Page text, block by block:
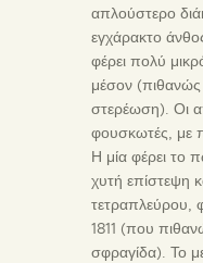
απλούστερο
εγχάρακτο
φέρει πολύ
μέσον
στερέωση). Οι
φουσκωτές, με
Η μία φέρει το
χυτή επίστεψη
τετραπλεύρου,
1811 (που
σφραγίδα). Το